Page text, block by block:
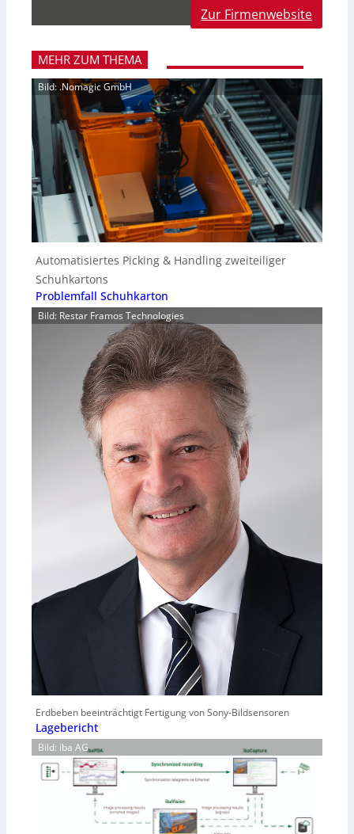
Zur Firmenwebsite
MEHR ZUM THEMA
Bild: .Nomagic GmbH
Automatisiertes Picking & Handling zweiteiliger
Schuhkartons
Problemfall Schuhkarton
Bild: Restar Framos Technologies
Erdbeben beeinträchtigt Fertigung von Sony-Bildsensoren
Lagebericht
Bild: iba AG